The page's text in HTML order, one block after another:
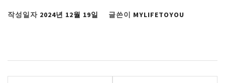
작성일자 2024년 12월 19일 글쓴이 MYLIFETOYOU